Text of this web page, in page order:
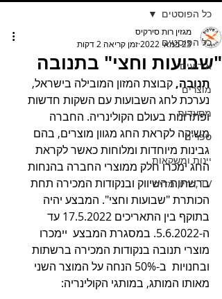
כל הפוסטים
אירועים
מוצרים
מסעדות
ספרים
יינות ומשקאות
TV ,רדיו, מדיה
כל הפוסטים
"שבועות וחצי" בתנובה
מגזין רות סירקיס
23 במאי 2022
זמן קריאה 2 דקות
תנובה, קבוצת המזון המובילה בישראל,
נערכת לחג השבועות עם השקות חדשות
ופתרונות בעולם הקולינריה. החברה
משיקה לקראת החג מגוון מוצרים, בהם
גבינות מיוחדות ומלוחות כאשר לקראת
החג ימכרו חלק ממוצרי החברה בהנחות
ברשתות השיווק ובנקודות המכירה תחת
הכותרת "שבועות וחצי". המבצע יהיה
בתוקף בין התאריכים 17.5.2022 עד
ה-5.6.2022. במסגרת המבצע  יימכרו
מוצרי תנובה בנקודות המכירה ברשתות
ובחנויות  ב-50% הנחה על המוצר השני
מאותו המותג, במותגי הקולינריה: